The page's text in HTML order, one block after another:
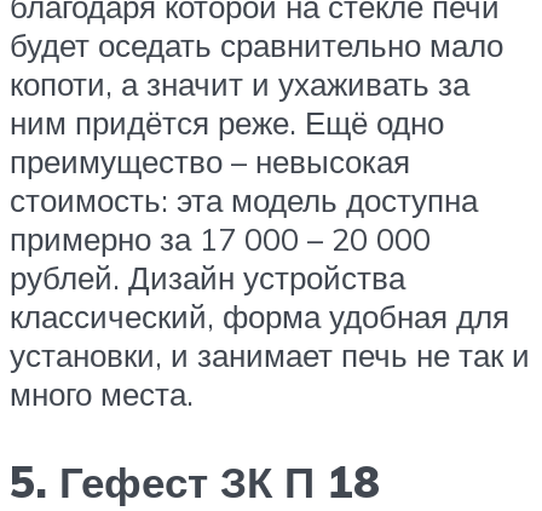
будет оседать сравнительно мало
копоти, а значит и ухаживать за
ним придётся реже. Ещё одно
преимущество – невысокая
стоимость: эта модель доступна
примерно за 17 000 – 20 000
рублей. Дизайн устройства
классический, форма удобная для
установки, и занимает печь не так и
много места.
5. Гефест ЗК П 18